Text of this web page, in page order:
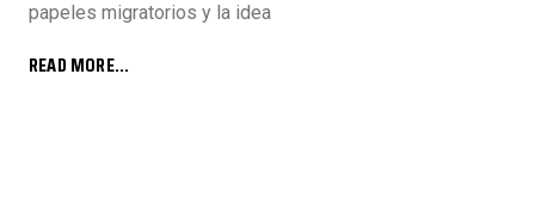
papeles migratorios y la idea
READ MORE...